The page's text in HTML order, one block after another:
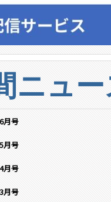
ニュ
月号
月号
月号
月号